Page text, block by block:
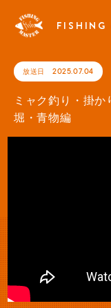
FISHING
放送日 2025.07.04
ミャク釣り・掛
堀・青物編